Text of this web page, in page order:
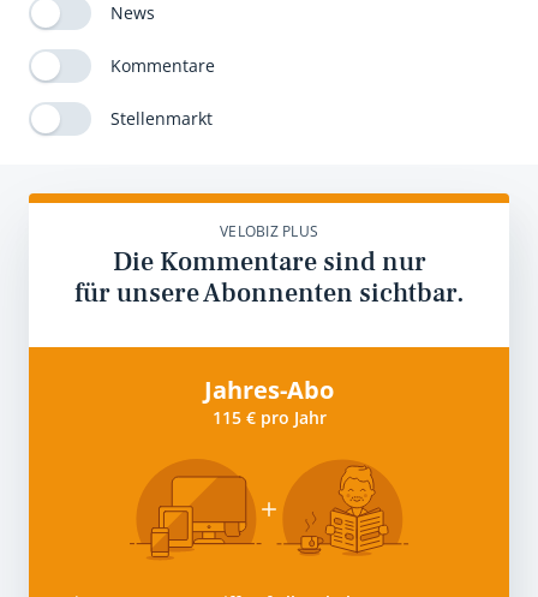
News
Kommentare
Stellenmarkt
VELOBIZ PLUS
Die Kommentare sind nur
für unsere Abonnenten sichtbar.
Jahres-Abo
115 € pro Jahr